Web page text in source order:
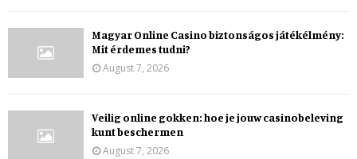
Magyar Online Casino biztonságos játékélmény:
Mit érdemes tudni?
August 7, 2026
Veilig online gokken: hoe je jouw casinobeleving
kunt beschermen
August 7, 2026